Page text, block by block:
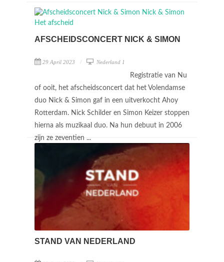
AFSCHEIDSCONCERT NICK & SIMON
29 April 2023 Nederland 1
Registratie van Nu
of ooit, het afscheidsconcert dat het Volendamse
duo Nick & Simon gaf in een uitverkocht Ahoy
Rotterdam. Nick Schilder en Simon Keizer stoppen
hierna als muzikaal duo. Na hun debuut in 2006
zijn ze zeventien ...
STAND VAN NEDERLAND